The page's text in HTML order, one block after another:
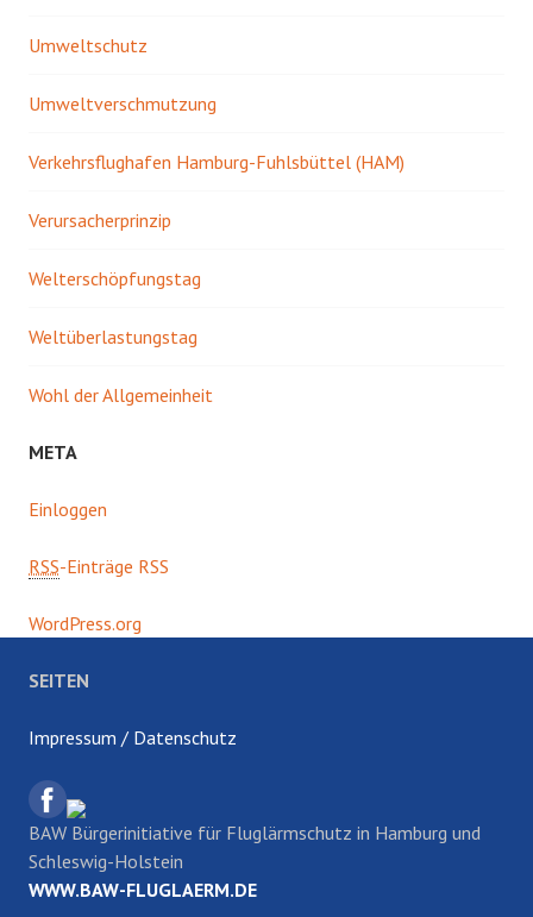
Umweltschutz
Umweltverschmutzung
Verkehrsflughafen Hamburg-Fuhlsbüttel (HAM)
Verursacherprinzip
Welterschöpfungstag
Weltüberlastungstag
Wohl der Allgemeinheit
META
Einloggen
RSS-Einträge RSS
WordPress.org
SEITEN
Impressum / Datenschutz
BAW Bürgerinitiative für Fluglärmschutz in Hamburg und
Schleswig-Holstein
WWW.BAW-FLUGLAERM.DE